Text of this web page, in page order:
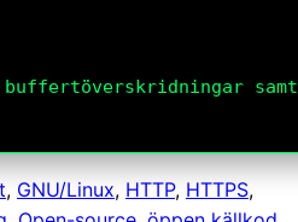
samt
, GNU/Linux, HTTP, HTTPS